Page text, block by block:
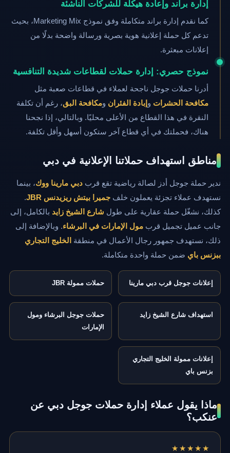
إدارة براند وإعادة هيكلة للشركات الناشئة
كما نقدم إدارة براند متكاملة وفق نموذج Marketing Mix، بحيث
تدعم كل حملة إعلانية هوية بصرية ورسالة واضحة بدلًا من
إعلانات مبعثرة.
نموذج حصري: إدارة حملات لقطاعات شديدة التنافسية
أدرنا حملات جوجل ناجحة لعملاء في قطاعات صعبة مثل
مكافحة الحشرات و إبادة الفئران ومكافحة البق، رغم أن تكلفة
النقرة في هذا القطاع من الأعلى محليًا. وبالتالي، إذا نجحنا
هناك، فحملتك في أي قطاع آخر ستكون أسهل وأقل تكلفة.
مناطق استهداف حملاتنا الإعلانية في دبي
ندير حملة جوجل أدز لصالة رياضية تقع قرب دبي مارينا ووك، بينما
نستهدف عملاء تجزئة يعملون خلف جميرا بيتش ريزيدنس JBR
.
كذلك، نشغّل حملة عقارية على طول شارع الشيخ زايد بالكامل، إلى
جانب عميل تجميل قرب مول الإمارات في البرشاء. وبالإضافة إلى
ذلك، نستهدف جمهور رجال الأعمال في منطقة
الخليج التجاري
ببزنس باي ضمن حملة واحدة متكاملة.
إعلانات جوجل قرب دبي مارينا حملات ممولة JBR
استهداف شارع الشيخ زايد
حملات جوجل البرشاء ومول
الإمارات
إعلانات ممولة الخليج التجاري
بزنس باي
ماذا يقول عملاء إدارة حملات جوجل دبي عن
عنكب؟
★★★★★